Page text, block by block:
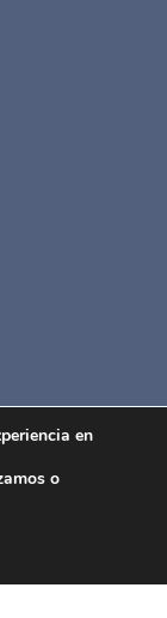
en
o